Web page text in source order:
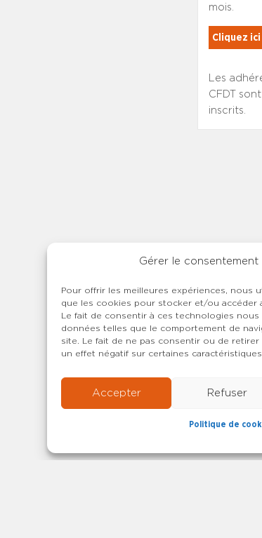
Gérer le consentement
Pour offrir les meilleures expériences, nous
que les cookies pour stocker et/ou accéder
Le fait de consentir à ces technologies
données telles que le comportement de
site. Le fait de ne pas consentir ou de
un effet négatif sur certaines
Accepter Refuser
Politique de
mois.
Cliquez ici
Les
CFDT
inscrits.